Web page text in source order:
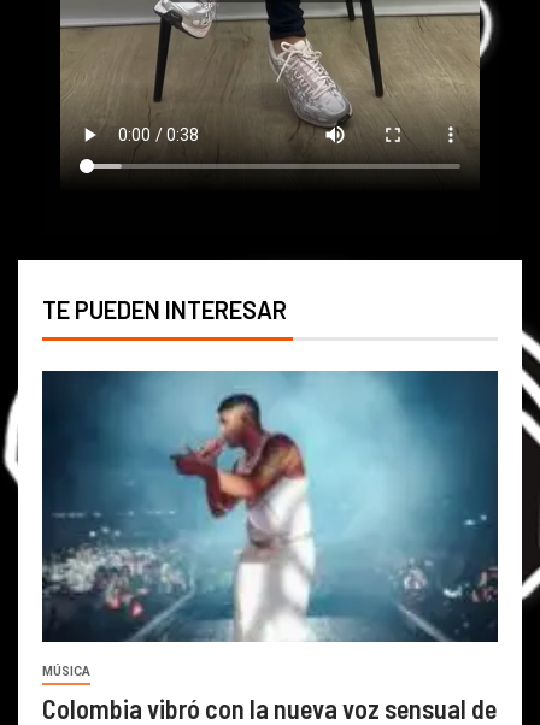
TE PUEDEN INTERESAR
MÚSICA
Colombia vibró con la nueva voz sensual de